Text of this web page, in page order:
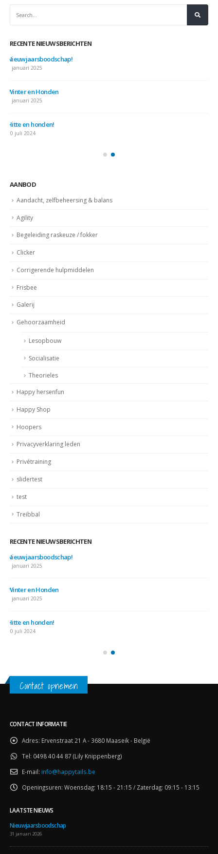
RECENTE NIEUWSBERICHTEN
Nieuwjaarsboodschap!
7 januari 2025
Winter en Honden
7 januari 2025
Hitte en honden!
10 juli 2024
AANBOD
Aandacht, zelfbeheersing & balans
Agility
Begeleiding raskeuze / fokker
Clicker
Corrigerende hulpmiddelen
Frisbee
Galerij
Gehoorzaamheid
Lesopbouw
Socialisatie
Theorieles
Happy hersenfun
Happy Shop
Hoopers
Privacyverklaring leden
Privétraining
slidertest
test
Treibbal
RECENTE NIEUWSBERICHTEN
Nieuwjaarsboodschap!
7 januari 2025
Winter en Honden
7 januari 2025
Hitte en honden!
10 juli 2024
Contact opnemen
CONTACT INFORMATIE
Adres: Ervenstraat 21 A - 3680 Maaseik - België
Tel: 0498 40 44 87 (Lily Knippenberg)
E-mail: info@happytails.be
Openingsuren: Woensdag: 18:15 - 21:15 / Zaterdag: 09:15 - 13:15
LAATSTE NIEUWS
Nieuwjaarsboodschap
31 januari 2026